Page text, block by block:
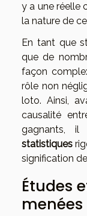
y a une réelle
la nature de
En tant que
que de
façon
rôle non
loto. Ainsi,
causalité
gagnants,
statistiques
signification
Études
menées